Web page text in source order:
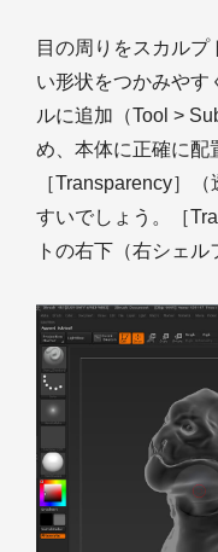
目の周りをスカル
い形状をつかみやす
ルに追加（Tool >
め、本体に正確に配
［Transparency］
すいでしょう。［
トの右下（右シェル